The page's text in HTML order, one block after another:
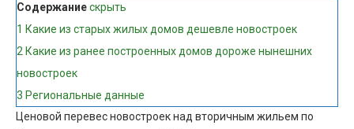
Содержаниескрыть
1 Какие из старых жилых домов дешевле новостроек
2 Какие из ранее построенных домов дороже нынешних
новостроек
3 Региональные данные
Ценовой перевес новостроек над вторичным жильем по